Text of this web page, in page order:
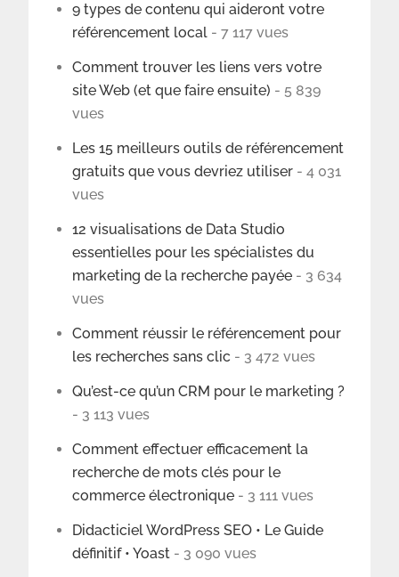
9 types de contenu qui aideront votre
référencement local - 7 117 vues
Comment trouver les liens vers votre
site Web (et que faire ensuite) - 5 839
vues
Les 15 meilleurs outils de référencement
gratuits que vous devriez utiliser - 4 031
vues
12 visualisations de Data Studio
essentielles pour les spécialistes du
marketing de la recherche payée - 3 634
vues
Comment réussir le référencement pour
les recherches sans clic - 3 472 vues
Qu’est-ce qu’un CRM pour le marketing ?
- 3 113 vues
Comment effectuer efficacement la
recherche de mots clés pour le
commerce électronique - 3 111 vues
Didacticiel WordPress SEO • Le Guide
définitif • Yoast - 3 090 vues